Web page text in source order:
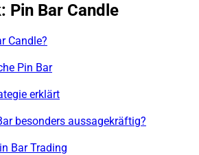
Pin Bar Candle
Candle?
Pin Bar
erklärt
besonders aussagekräftig?
Bar Trading